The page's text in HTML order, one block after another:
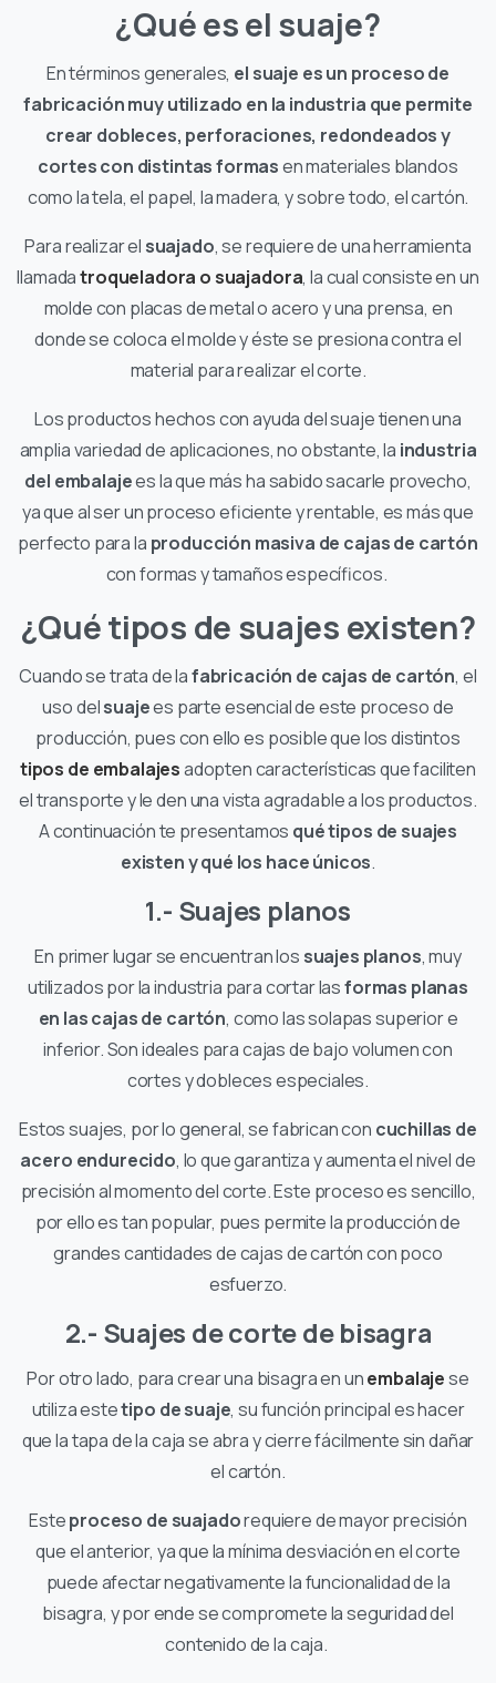
¿Qué es el suaje?
En términos generales, el suaje es un proceso de
fabricación muy utilizado en la industria que permite
crear dobleces, perforaciones, redondeados y
cortes con distintas formasen materiales blandos
como la tela, el papel, la madera, y sobre todo, el cartón.
Para realizar el suajado, se requiere de una herramienta
llamadatroqueladora o suajadora, la cual consiste en un
molde con placas de metal o acero y una prensa, en
donde se coloca el molde y éste se presiona contra el
material para realizar el corte.
Los productos hechos con ayuda del suaje tienen una
amplia variedad de aplicaciones, no obstante, la industria
del embalajees la que más ha sabido sacarle provecho,
ya que al ser un proceso eficiente y rentable, es más que
perfecto para la producción masiva de cajas de cartón
con formas y tamaños específicos.
¿Qué tipos de suajes existen?
Cuando se trata de lafabricación de cajas de cartón, el
uso delsuajees parte esencial de este proceso de
producción, pues con ello es posible que los distintos
tipos de embalajesadopten características que faciliten
el transporte y le den una vista agradable a los productos.
A continuación te presentamos qué tipos de suajes
existen y qué los hace únicos.
1.- Suajes planos
En primer lugar se encuentran los suajes planos, muy
utilizados por la industria para cortar lasformas planas
en las cajas de cartón, como las solapas superior e
inferior. Son ideales para cajas de bajo volumen con
cortes y dobleces especiales.
Estos suajes, por lo general, se fabrican con cuchillas de
acero endurecido, lo que garantiza y aumenta el nivel de
precisión al momento del corte. Este proceso es sencillo,
por ello es tan popular, pues permite la producción de
grandes cantidades de cajas de cartón con poco
esfuerzo.
2.- Suajes de corte de bisagra
Por otro lado, para crear una bisagra en unembalajese
utiliza estetipo de suaje, su función principal es hacer
que la tapa de la caja se abra y cierre fácilmente sin dañar
el cartón.
Esteproceso de suajadorequiere de mayor precisión
que el anterior, ya que la mínima desviación en el corte
puede afectar negativamente la funcionalidad de la
bisagra, y por ende se compromete la seguridad del
contenido de la caja.